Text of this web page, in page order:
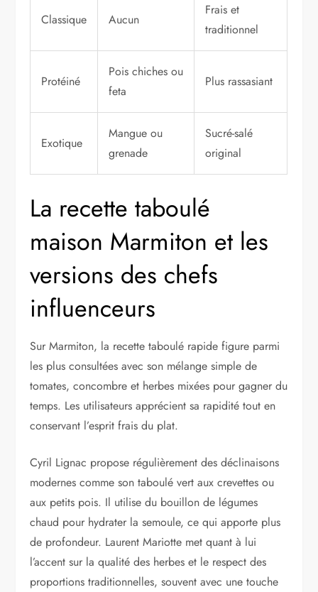
Classique Aucun
Frais et
traditionnel
Protéiné
Pois chiches ou
feta
Plus rassasiant
Exotique
Mangue ou
grenade
Sucré-salé
original
La recette taboulé
maison Marmiton et les
versions des chefs
influenceurs
Sur Marmiton, la recette taboulé rapide figure parmi
les plus consultées avec son mélange simple de
tomates, concombre et herbes mixées pour gagner du
temps. Les utilisateurs apprécient sa rapidité tout en
conservant l’esprit frais du plat.
Cyril Lignac propose régulièrement des déclinaisons
modernes comme son taboulé vert aux crevettes ou
aux petits pois. Il utilise du bouillon de légumes
chaud pour hydrater la semoule, ce qui apporte plus
de profondeur. Laurent Mariotte met quant à lui
l’accent sur la qualité des herbes et le respect des
proportions traditionnelles, souvent avec une touche